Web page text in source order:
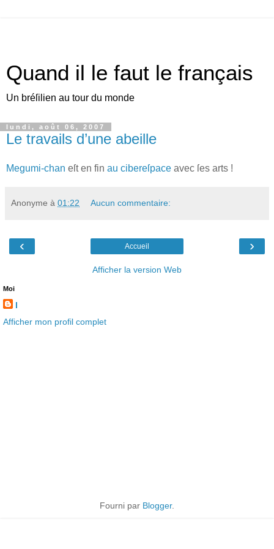
Quand il le faut le français
Un bréſilien au tour du monde
lundi, août 06, 2007
Le travails d’une abeille
Megumi‐chan eſt en fin au cibereſpace avec ſes arts !
Anonyme à 01:22 Aucun commentaire:
‹ ›
Accueil
Afficher la version Web
Moi
l
Afficher mon profil complet
Fourni par Blogger.